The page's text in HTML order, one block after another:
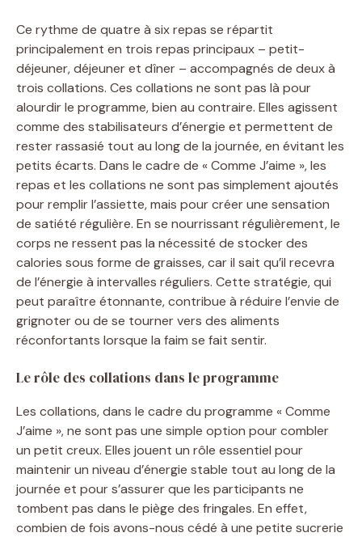
Ce rythme de quatre à six repas se répartit
principalement en trois repas principaux – petit-
déjeuner, déjeuner et dîner – accompagnés de deux à
trois collations. Ces collations ne sont pas là pour
alourdir le programme, bien au contraire. Elles agissent
comme des stabilisateurs d’énergie et permettent de
rester rassasié tout au long de la journée, en évitant les
petits écarts. Dans le cadre de « Comme J’aime », les
repas et les collations ne sont pas simplement ajoutés
pour remplir l’assiette, mais pour créer une sensation
de satiété régulière. En se nourrissant régulièrement, le
corps ne ressent pas la nécessité de stocker des
calories sous forme de graisses, car il sait qu’il recevra
de l’énergie à intervalles réguliers. Cette stratégie, qui
peut paraître étonnante, contribue à réduire l’envie de
grignoter ou de se tourner vers des aliments
réconfortants lorsque la faim se fait sentir.
Le rôle des collations dans le programme
Les collations, dans le cadre du programme « Comme
J’aime », ne sont pas une simple option pour combler
un petit creux. Elles jouent un rôle essentiel pour
maintenir un niveau d’énergie stable tout au long de la
journée et pour s’assurer que les participants ne
tombent pas dans le piège des fringales. En effet,
combien de fois avons-nous cédé à une petite sucrerie